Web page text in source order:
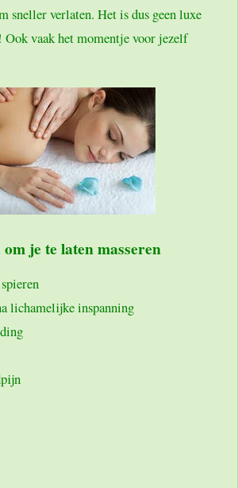
sneller verlaten. Het is dus geen luxe
Ook vaak het momentje voor jezelf
je te laten masseren
lichamelijke inspanning